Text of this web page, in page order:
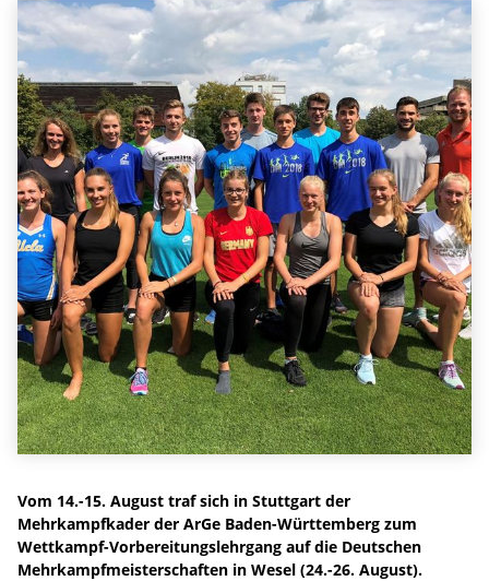
Vom 14.-15. August traf sich in Stuttgart der
Mehrkampfkader der ArGe Baden-Württemberg zum
Wettkampf-Vorbereitungslehrgang auf die Deutschen
Mehrkampfmeisterschaften in Wesel (24.-26. August).